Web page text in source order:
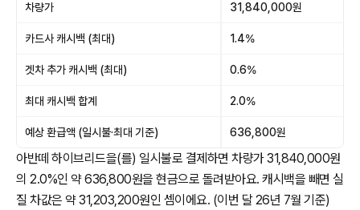
차량가 31,840,000원
카드사 캐시백 (최대) 1.4%
겟차 추가 캐시백 (최대) 0.6%
최대 캐시백 합계 2.0%
예상 환급액 (일시불·최대 기준) 636,800원
아반떼 하이브리드을(를) 일시불로 결제하면 차량가 31,840,000원
의 2.0%인 약 636,800원을 현금으로 돌려받아요. 캐시백을 빼면 실
질 차값은 약 31,203,200원인 셈이에요. (이번 달 26년 7월 기준)